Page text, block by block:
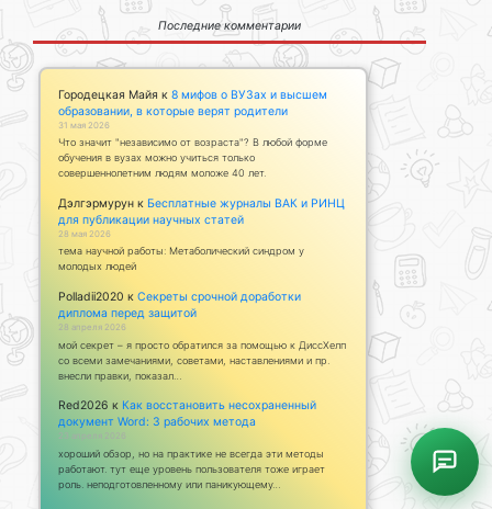
Последние комментарии
Городецкая Майя к 8 мифов о ВУЗах и высшем
образовании, в которые верят родители
31 мая 2026
Что значит "независимо от возраста"? В любой форме
обучения в вузах можно учиться только
совершеннолетним людям моложе 40 лет.
Дэлгэрмурун к Бесплатные журналы ВАК и РИНЦ
для публикации научных статей
28 мая 2026
тема научной работы: Метаболический синдром у
молодых людей
Polladii2020 к Секреты срочной доработки
диплома перед защитой
28 апреля 2026
мой секрет – я просто обратился за помощью к ДиссХелп
со всеми замечаниями, советами, наставлениями и пр.
внесли правки, показал…
Red2026 к Как восстановить несохраненный
документ Word: 3 рабочих метода
23 апреля 2026
хороший обзор, но на практике не всегда эти методы
работают. тут еще уровень пользователя тоже играет
роль. неподготовленному или паникующему…